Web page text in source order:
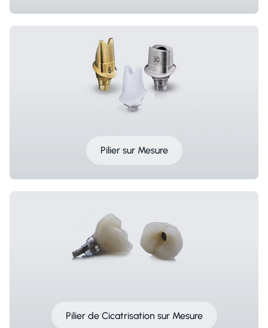
Pilier sur Mesure
Pilier de Cicatrisation sur Mesure